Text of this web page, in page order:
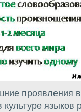
проявления
культуре